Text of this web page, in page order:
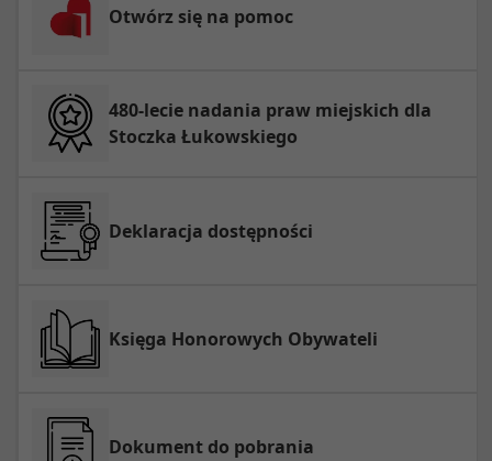
Otwórz się na pomoc
480-lecie nadania praw miejskich dla
Stoczka Łukowskiego
Deklaracja dostępności
Księga Honorowych Obywateli
Dokument do pobrania